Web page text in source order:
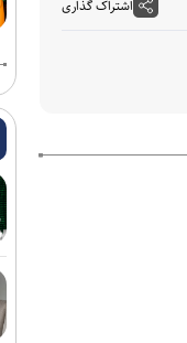
اشتراک گذاری